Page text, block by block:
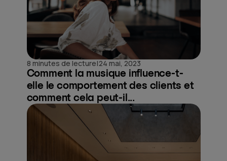
8 minutes de lecture|24 mai, 2023
Comment la musique influence-t-
elle le comportement des clients et
comment cela peut-il...